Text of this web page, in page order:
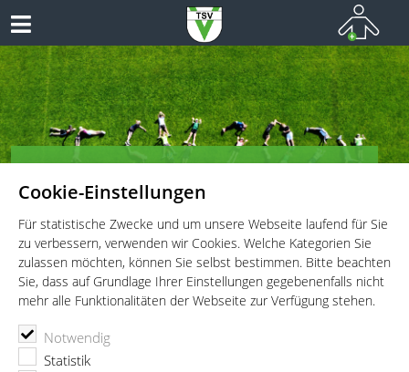
Cookie-Einstellungen
Für statistische Zwecke und um unsere Webseite laufend für Sie
zu verbessern, verwenden wir Cookies. Welche Kategorien Sie
zulassen möchten, können Sie selbst bestimmen. Bitte beachten
Sie, dass auf Grundlage Ihrer Einstellungen gegebenenfalls nicht
mehr alle Funktionalitäten der Webseite zur Verfügung stehen.
Notwendig
Statistik
Vielseitiges Sportangebot für Kinder und Jugendliche!
TSV Vaterstetten e.V.
Rad, Rolle und Co. (Turnelemente)
Rad, Rolle & Co. Jahrgang 2020/2019